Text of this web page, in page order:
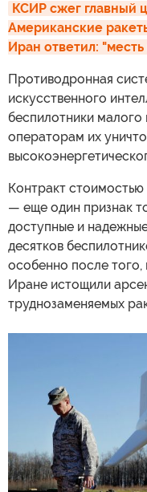
КСИР сжег главный
Американские
Иран ответил:
Противодронная
искусственного
беспилотники
операторам их
Контракт
— еще один признак
доступные и
десятков
особенно после того,
Иране истощили
труднозаменяемых